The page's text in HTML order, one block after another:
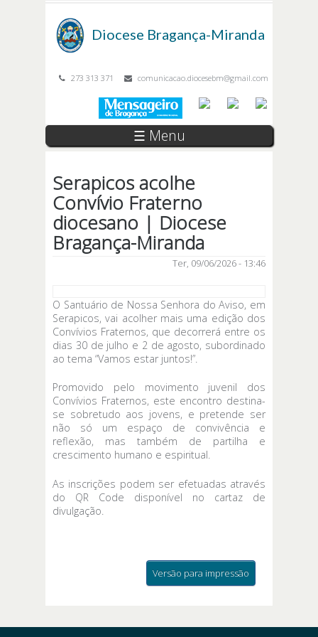
Diocese Bragança-Miranda
273 313 371 comunicacao.diocesebm@gmail.com
☰ Menu
Serapicos acolhe
Convívio Fraterno
diocesano | Diocese
Bragança-Miranda
Ter, 09/06/2026 - 13:46
O Santuário de Nossa Senhora do Aviso, em
Serapicos, vai acolher mais uma edição dos
Convívios Fraternos, que decorrerá entre os
dias 30 de julho e 2 de agosto, subordinado
ao tema “Vamos estar juntos!”.
Promovido pelo movimento juvenil dos
Convívios Fraternos, este encontro destina-
se sobretudo aos jovens, e pretende ser
não só um espaço de convivência e
reflexão, mas também de partilha e
crescimento humano e espiritual.
As inscrições podem ser efetuadas através
do QR Code disponível no cartaz de
divulgação.
Versão para impressão